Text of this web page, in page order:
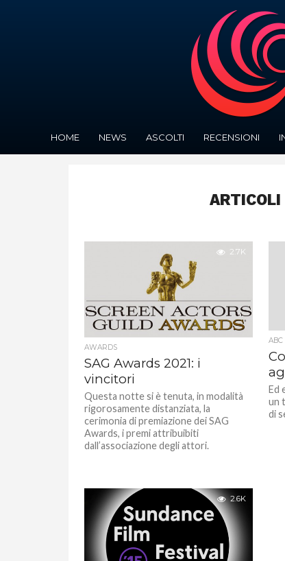
HOME NEWS ASCOLTI RECENSIONI
2.7K
AWARDS
SAG Awards 2021: i
vincitori
Questa notte si è tenuta, in modalità
rigorosamente distanziata, la
cerimonia di premiazione dei SAG
Awards, i premi attribuibiti
dall’associazione degli attori.
ABC
Ed
un
di
2.6K